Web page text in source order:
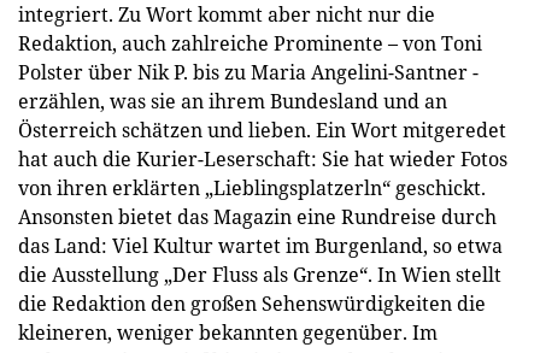
integriert. Zu Wort kommt aber nicht nur die
Redaktion, auch zahlreiche Prominente – von Toni
Polster über Nik P. bis zu Maria Angelini-Santner -
erzählen, was sie an ihrem Bundesland und an
Österreich schätzen und lieben. Ein Wort mitgeredet
hat auch die Kurier-Leserschaft: Sie hat wieder Fotos
von ihren erklärten „Lieblingsplatzerln“ geschickt.
Ansonsten bietet das Magazin eine Rundreise durch
das Land: Viel Kultur wartet im Burgenland, so etwa
die Ausstellung „Der Fluss als Grenze“. In Wien stellt
die Redaktion den großen Sehenswürdigkeiten die
kleineren, weniger bekannten gegenüber. Im